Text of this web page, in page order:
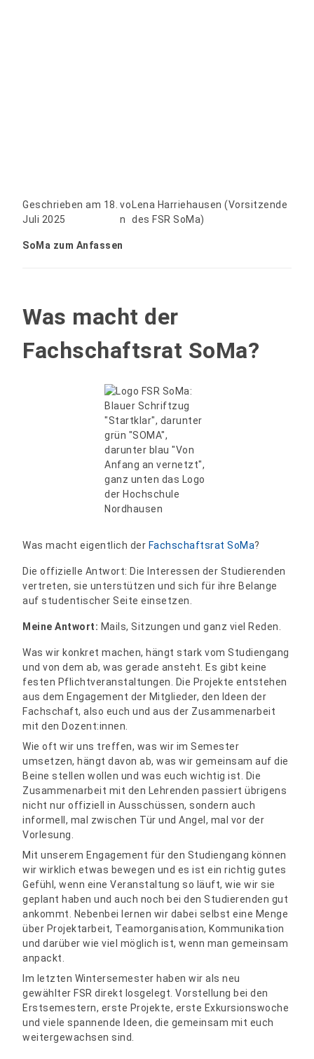
Geschrieben am 18.
Juli 2025
vo
n
Lena Harriehausen (Vorsitzende
des FSR SoMa)
SoMa zum Anfassen
Was macht der
Fachschaftsrat SoMa?
Was macht eigentlich der Fachschaftsrat SoMa?
Die offizielle Antwort: Die Interessen der Studierenden
vertreten, sie unterstützen und sich für ihre Belange
auf studentischer Seite einsetzen.
Meine Antwort: Mails, Sitzungen und ganz viel Reden.
Was wir konkret machen, hängt stark vom Studiengang
und von dem ab, was gerade ansteht. Es gibt keine
festen Pflichtveranstaltungen. Die Projekte entstehen
aus dem Engagement der Mitglieder, den Ideen der
Fachschaft, also euch und aus der Zusammenarbeit
mit den Dozent:innen.
Wie oft wir uns treffen, was wir im Semester
umsetzen, hängt davon ab, was wir gemeinsam auf die
Beine stellen wollen und was euch wichtig ist. Die
Zusammenarbeit mit den Lehrenden passiert übrigens
nicht nur offiziell in Ausschüssen, sondern auch
informell, mal zwischen Tür und Angel, mal vor der
Vorlesung.
Mit unserem Engagement für den Studiengang können
wir wirklich etwas bewegen und es ist ein richtig gutes
Gefühl, wenn eine Veranstaltung so läuft, wie wir sie
geplant haben und auch noch bei den Studierenden gut
ankommt. Nebenbei lernen wir dabei selbst eine Menge
über Projektarbeit, Teamorganisation, Kommunikation
und darüber wie viel möglich ist, wenn man gemeinsam
anpackt.
Im letzten Wintersemester haben wir als neu
gewählter FSR direkt losgelegt. Vorstellung bei den
Erstsemestern, erste Projekte, erste Exkursionswoche
und viele spannende Ideen, die gemeinsam mit euch
weitergewachsen sind.